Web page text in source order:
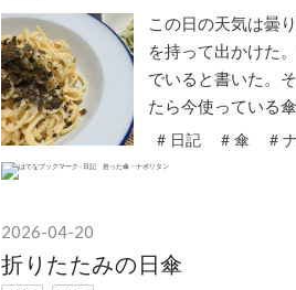
この日の天気は曇
を持って出かけた
でいると書いた。
たら今使っている
# 日記 # 傘 #
2026-04-20
折りたたみの日傘